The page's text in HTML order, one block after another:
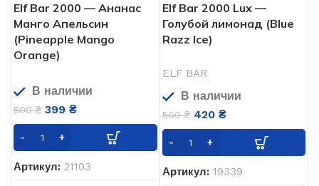
Elf Bar 2000 — Ананас
Манго Апельсин
(Pineapple Mango
Orange)
В наличии
500₴ 399 ₴
Артикул: 21103
Elf Bar 2000 Lux —
Голубой лимонад (Blue
Razz Ice)
ELF BAR
В наличии
500₴ 420 ₴
Артикул: 19339